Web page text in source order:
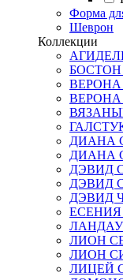
Форма
Шеврон
Коллекции
ДИАНА
ДИАНА
ДЭВИД
ДЭВИД
ДЭВИД
ЛИОН
ЛИОН
ЛИЦЕЙ